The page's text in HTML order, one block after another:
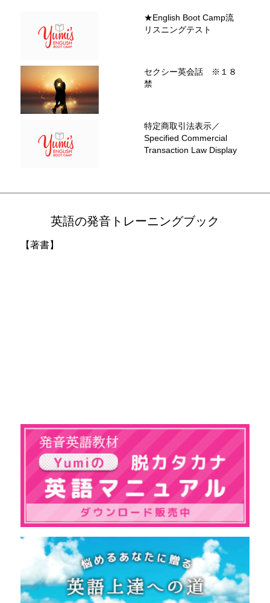
★English Boot Camp流
リスニングテスト
セクシー英会話 ※１８
禁
特定商取引法表示／
Specified Commercial
Transaction Law Display
英語の発音トレーニングブック
【著書】